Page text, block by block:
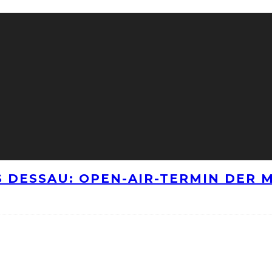
OPEN-AIR-TERMIN DER